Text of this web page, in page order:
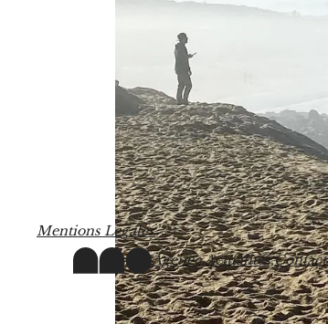
Mentions Légales
Agence,Actualités,Contact